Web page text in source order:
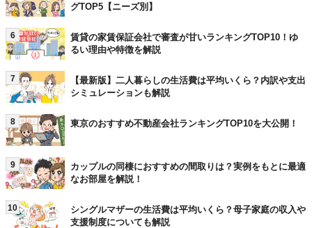
グTOP5【ニーズ別】
6
賃貸の家賃保証会社で審査が甘いランキングTOP10！ゆ
るい理由や特徴を解説
7
【最新版】二人暮らしの生活費は平均いくら？内訳や支出
シミュレーションも解説
8 東京のおすすめ不動産会社ランキングTOP10を大公開！
9
カップルの同棲におすすめの間取りは？実例をもとに最適
なお部屋を解説！
10
シングルマザーの生活費は平均いくら？母子家庭の収入や
支援制度についても解説